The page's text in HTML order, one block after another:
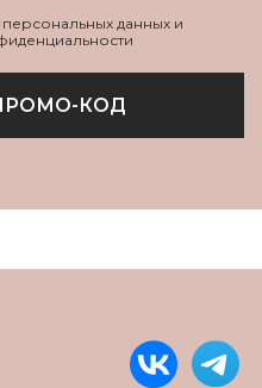
данных и
ПРОМО-КОД